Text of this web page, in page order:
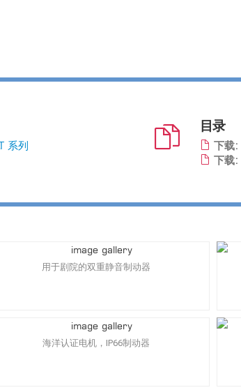
系列
目录
下载:
下载:
用于剧院的双重静音制动器
海洋认证电机，IP66制动器